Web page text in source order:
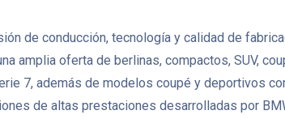
de conducción, tecnología y calidad de
amplia oferta de berlinas, compactos, SUV,
7, además de modelos coupé y deportivos
de altas prestaciones desarrolladas por